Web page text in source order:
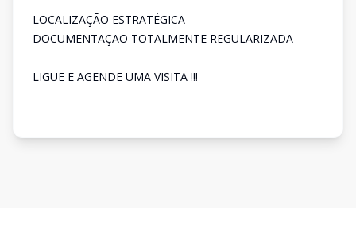
LOCALIZAÇÃO ESTRATÉGICA
DOCUMENTAÇÃO TOTALMENTE REGULARIZADA
LIGUE E AGENDE UMA VISITA !!!